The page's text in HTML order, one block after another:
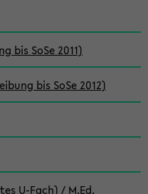
bis SoSe 2011)
bis SoSe 2012)
U-Fach) / M.Ed.